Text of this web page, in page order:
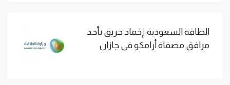
الطاقة السعودية: إخماد حريق بأحد
مرافق مصفاة أرامكو في جازان